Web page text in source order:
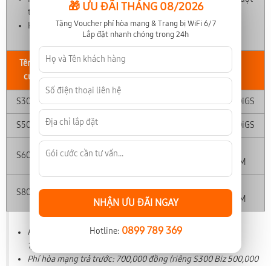
trội
Hỗ trợ kỹ thuật 24/7 luôn sẵn sàng
Tên gói
cước
Tốc độ Giá cước Thiết bị
S300 Biz 300 (Mbps) 450,000 Mikrotik RB760iGS
S500 Biz 500 (Mbps) Mikrotik RB760iGS
S600 Biz 600 (Mbps)
RB4011iGSRM
S800 Biz 800 (Mbps) 3,400,000
RB4011iGSRM
Phí hòa mạng trả sau: 1,500,000 đồng (riêng S300 Biz
1,000,000 đồng)
Phí hòa mạng trả trước: 700,000 đồng (riêng S300 Biz 500,000
🎁 ƯU ĐÃI THÁNG 08/2026
Tặng Voucher phí hòa mạng & Trang bị WiFi 6/7
Lắp đặt nhanh chóng trong 24h
NHẬN ƯU ĐÃI NGAY
Hotline: 0899 789 369